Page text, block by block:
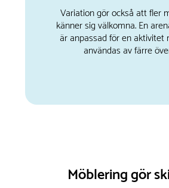
Variation gör också att fler
känner sig välkomna. En
är anpassad för en aktivitet
användas av färre
Möblering gör